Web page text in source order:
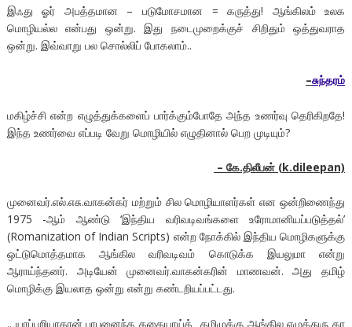
இஃது ஓர் அபத்தமான – படுமோசமான = கருத்து! ஆங்கிலம் உலக
மொழியல்ல என்பது ஒன்று. இது நடைமுறைக்குச் சிறிதும் ஒத்துவராத
ஒன்று. இவ்வாறு பல சொல்லிப் போகலாம்..
–சுந்தரம்
மகிழ்ச்சி என்ற எழுத்துக்களைப் பார்க்கும்போதே அந்த உணர்வு தெரிகிறதே!
இந்த உணர்வை எப்படி வேறு மொழியில் எழுதினால் பெற முடியும்?
–கே.திலீபன் (k.dileepan)
முனைவர்.எல்.எசு.வாகன்கர் மற்றும் சில மொழியாளர்கள் என ஒன்றிணைந்து
1975 -ஆம் ஆண்டு ‘இந்திய வரிவடிவங்களை உரோமானியப்படுத்தல்’
(Romanization of Indian Scripts) என்ற நோக்கில் இந்திய மொழிகளுக்கு
ஒட்டுமொத்தமாக ஆங்கில வரிவடிவம் கொடுக்க இயலுமா என்று
ஆராய்ந்தனர். அடியேன் முனைவர்.வாகன்கரின் மாணவன். அது தமிழ்
மொழிக்கு இயலாத ஒன்று என்று கண்டறியப்பட்டது.
.. யாப்பறியாதான் பாபுனைந்த கதையாய்த் தமிழுக்கு ஆங்கில எழுத்துரு தர